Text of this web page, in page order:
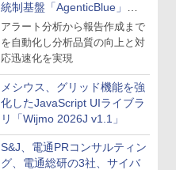
統制基盤「AgenticBlue」を
導入
アラート分析から報告作成まで
を自動化し分析品質の向上と対
応迅速化を実現
メシウス、グリッド機能を強
化したJavaScript UIライブラ
リ「Wijmo 2026J v1.1」
S&J、電通PRコンサルティン
グ、電通総研の3社、サイバ